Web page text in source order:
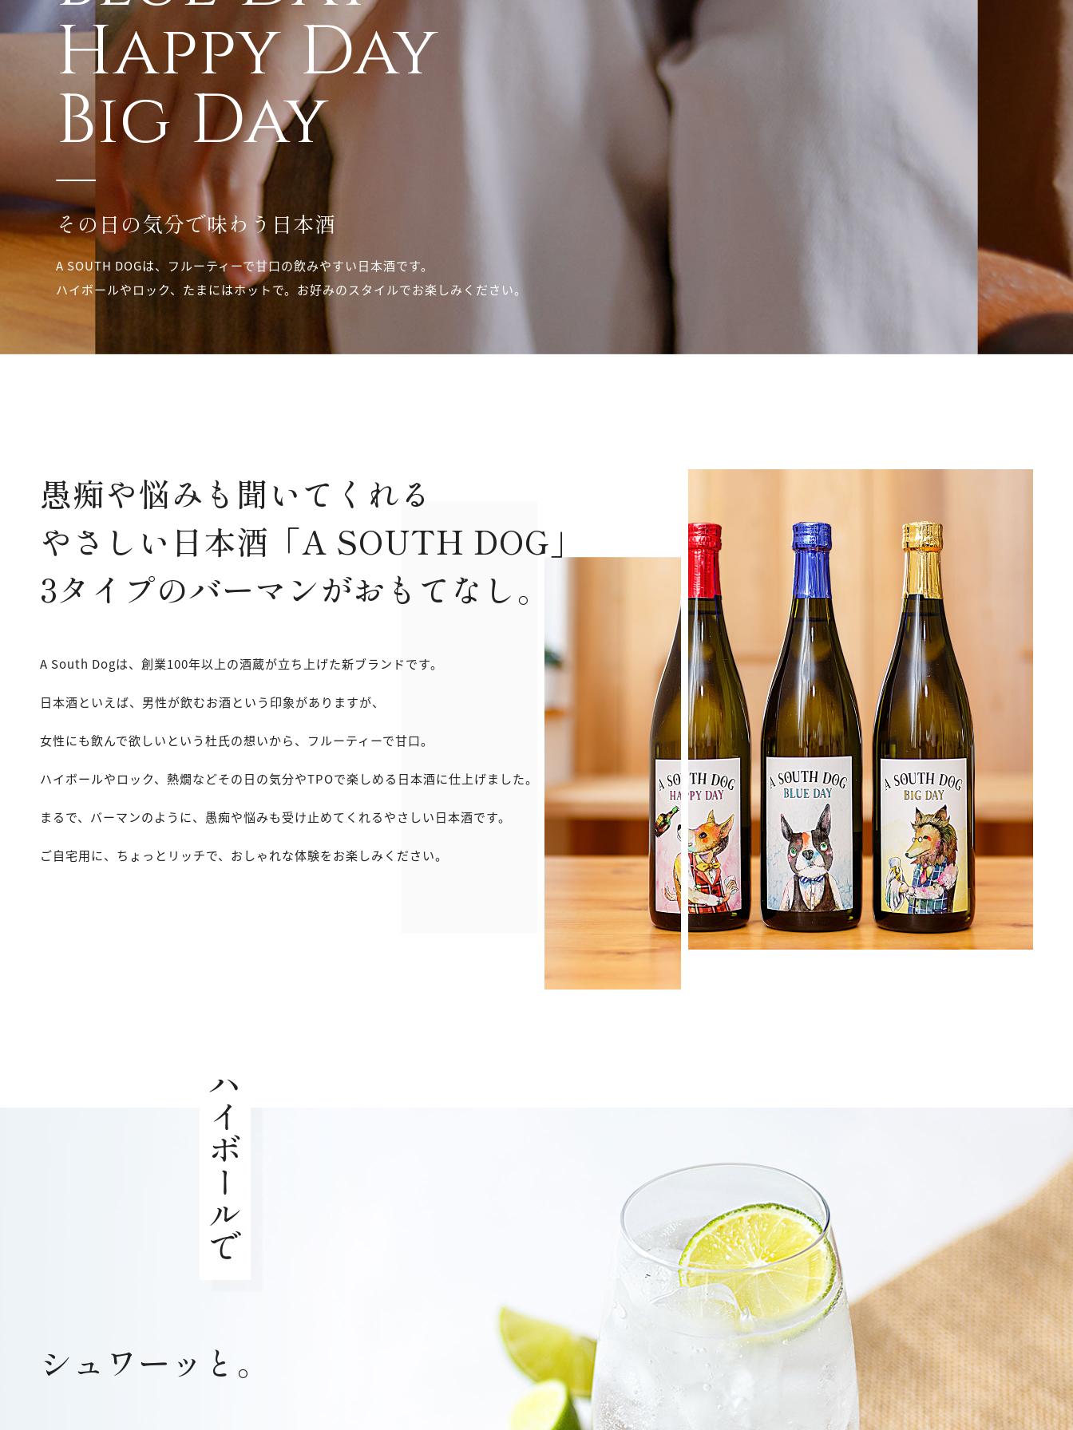
Happy Day
Big Day
その日の気分で味わう日本酒
A SOUTH DOGは、フルーティーで甘口の飲みやすい日本酒です。
ハイボールやロック、たまにはホットで。 お好みのスタイルでお楽しみください。
愚痴や悩みも聞いてくれる
やさしい日本酒「A SOUTH DOG」
3タイプのバーマンがおもてなし。
A South Dogは、創業100年以上の酒蔵が立ち上げた新ブランドです。
日本酒といえば、男性が飲むお酒という印象がありますが、
女性にも飲んで欲しいという杜氏の想いから、フルーティーで甘口。
ハイボールやロック、熱燗などその日の気分やTPOで楽しめる日本酒に仕上げました。
まるで、バーマンのように、愚痴や悩みも受け止めてくれるやさしい日本酒です。
ご自宅用に、ちょっとリッチで、おしゃれな体験をお楽しみください。
ハイボールで
シュワーッと。